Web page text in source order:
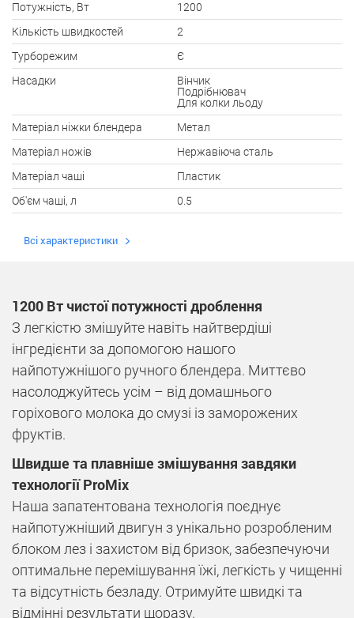
Потужність, Вт
1200
Кількість швидкостей
2
Турборежим
Є
Насадки
Вінчик
Подрібнювач
Для колки льоду
Матеріал ніжки блендера
Метал
Матеріал ножів
Hержавіюча сталь
Матеріал чаші
Пластик
Об'єм чаші, л
0.5
Всі характеристики
1200 Вт чистої потужності дроблення
З легкістю змішуйте навіть найтвердіші
інгредієнти за допомогою нашого
найпотужнішого ручного блендера. Миттєво
насолоджуйтесь усім – від домашнього
горіхового молока до смузі із заморожених
фруктів.
Швидше та плавніше змішування завдяки
технології ProMix
Наша запатентована технологія поєднує
найпотужніший двигун з унікально розробленим
блоком лез і захистом від бризок, забезпечуючи
оптимальне перемішування їжі, легкість у чищенні
та відсутність безладу. Отримуйте швидкі та
відмінні результати щоразу.